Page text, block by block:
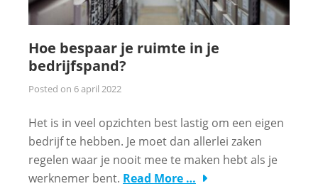
Hoe bespaar je ruimte in je
bedrijfspand?
Posted on 6 april 2022
Het is in veel opzichten best lastig om een eigen
bedrijf te hebben. Je moet dan allerlei zaken
regelen waar je nooit mee te maken hebt als je
werknemer bent. Read More …